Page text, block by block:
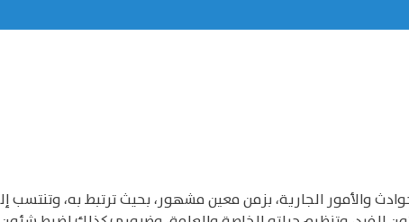
والأمور الجارية، بزمن معين مشهور، بحيث ترتبط به،